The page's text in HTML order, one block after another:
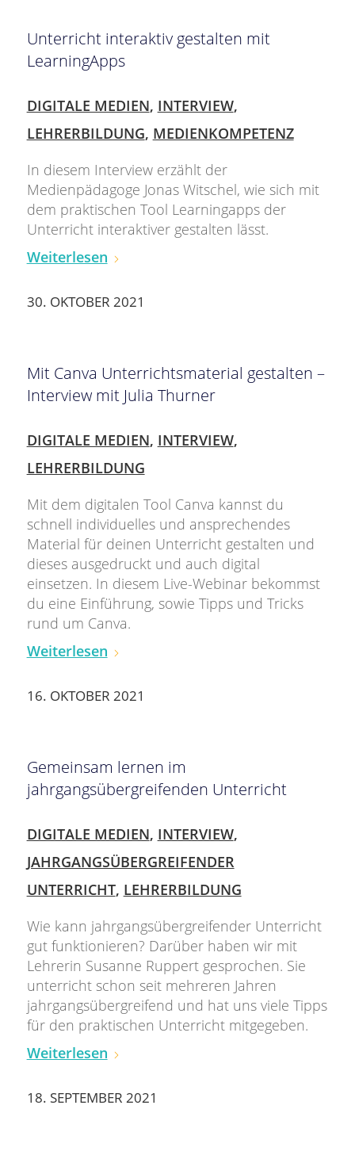
Unterricht interaktiv gestalten mit
LearningApps
DIGITALE MEDIEN, INTERVIEW,
LEHRERBILDUNG, MEDIENKOMPETENZ
In diesem Interview erzählt der
Medienpädagoge Jonas Witschel, wie sich mit
dem praktischen Tool Learningapps der
Unterricht interaktiver gestalten lässt.
Weiterlesen
30. OKTOBER 2021
Mit Canva Unterrichtsmaterial gestalten –
Interview mit Julia Thurner
DIGITALE MEDIEN, INTERVIEW,
LEHRERBILDUNG
Mit dem digitalen Tool Canva kannst du
schnell individuelles und ansprechendes
Material für deinen Unterricht gestalten und
dieses ausgedruckt und auch digital
einsetzen. In diesem Live-Webinar bekommst
du eine Einführung, sowie Tipps und Tricks
rund um Canva.
Weiterlesen
16. OKTOBER 2021
Gemeinsam lernen im
jahrgangsübergreifenden Unterricht
DIGITALE MEDIEN, INTERVIEW,
JAHRGANGSÜBERGREIFENDER
UNTERRICHT, LEHRERBILDUNG
Wie kann jahrgangsübergreifender Unterricht
gut funktionieren? Darüber haben wir mit
Lehrerin Susanne Ruppert gesprochen. Sie
unterricht schon seit mehreren Jahren
jahrgangsübergreifend und hat uns viele Tipps
für den praktischen Unterricht mitgegeben.
Weiterlesen
18. SEPTEMBER 2021